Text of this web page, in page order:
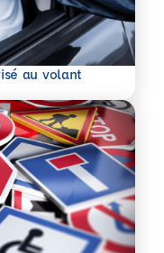
au volant